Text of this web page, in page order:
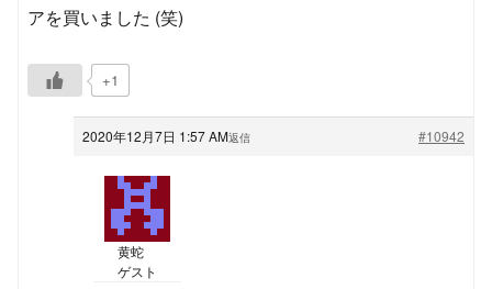
アを買いました (笑)
+1
2020年12月7日 1:57 AM #10942
返信
黄蛇
ゲスト